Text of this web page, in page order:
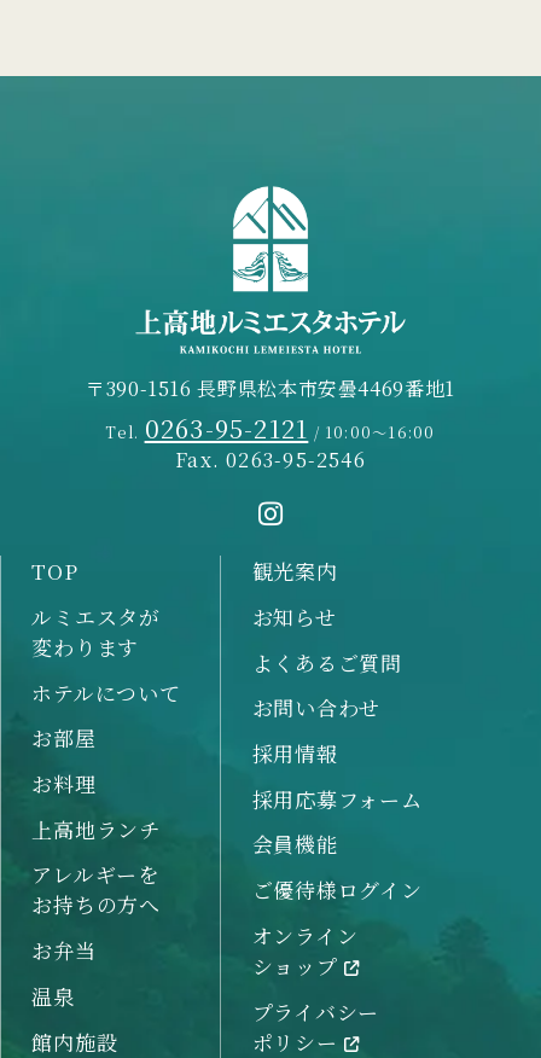
〒390-1516 長野県松本市安曇4469番地1
Tel. 0263-95-2121 / 10:00～16:00
Fax. 0263-95-2546
TOP
ルミエスタが
変わります
ホテルについて
お部屋
お料理
上高地ランチ
アレルギーを
お持ちの方へ
お弁当
温泉
館内施設
観光案内
お知らせ
よくあるご質問
お問い合わせ
採用情報
採用応募フォーム
会員機能
ご優待様ログイン
オンライン
ショップ
プライバシー
ポリシー